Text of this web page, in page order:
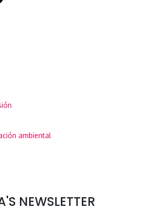
ambiental
NEWSLETTER